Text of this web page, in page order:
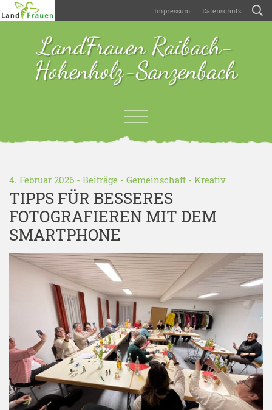
Impressum Datenschutz
LandFrauen Raibach-
Hohenholz-Sanzenbach
4. Februar 2026 - Beiträge - Gemeinschaft - Kreativ
TIPPS FÜR BESSERES
FOTOGRAFIEREN MIT DEM
SMARTPHONE